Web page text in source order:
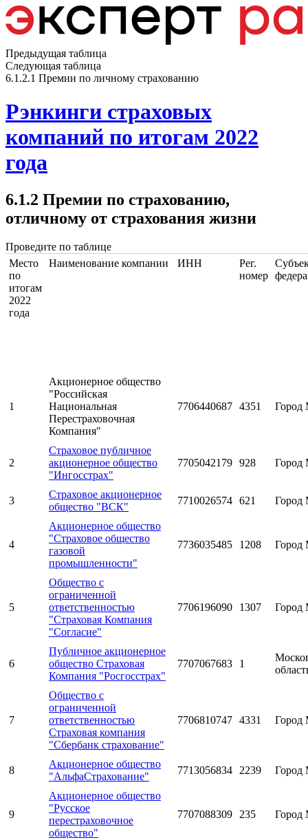
Предыдущая таблица
Следующая таблица
6.1.2.1 Премии по личному страхованию
Рэнкинги страховых
компаний по итогам 2022
года
6.1.2 Премии по страхованию,
отличному от страхования жизни
Проведите по таблице
Место
по
итогам
2022
года
Наименование компании ИНН
Рег.
номер
1
Акционерное общество
"Российская
Национальная
Перестраховочная
Компания"
7706440687 4351 Город
2
Страховое публичное
акционерное общество
"Ингосстрах"
7705042179 928 Город
3
Страховое акционерное
общество "ВСК"
7710026574 621 Город
4
Акционерное общество
"Страховое общество
газовой
промышленности"
7736035485 1208 Город
5
Общество с
ограниченной
ответственностью
"Страховая Компания
"Согласие"
7706196090 1307 Город
6
Публичное акционерное
общество Страховая
Компания "Росгосстрах"
7707067683 1
7
Общество с
ограниченной
ответственностью
Страховая компания
"Сбербанк страхование"
7706810747 4331 Город
8
Акционерное общество
"АльфаСтрахование"
7713056834 2239 Город
9
Акционерное общество
"Русское
перестраховочное
общество"
7707088309 235 Город